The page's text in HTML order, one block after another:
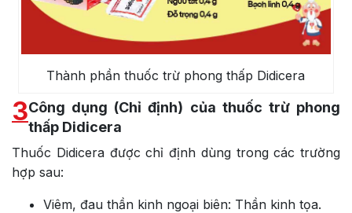
Thành phần thuốc trừ phong thấp Didicera
3Công dụng (Chỉ định) của thuốc trừ phong
thấp Didicera
Thuốc Didicera được chỉ định dùng trong các trường
hợp sau:
Viêm, đau thần kinh ngoại biên: Thần kinh tọa.